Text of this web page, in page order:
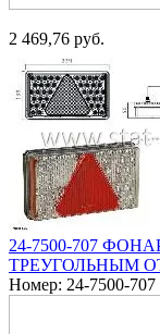
2 469,76 руб.
24-7500-707
ТРЕУГОЛЬНЫМ
Номер: 24-7500-707